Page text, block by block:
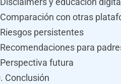
Comparación con otras
Riesgos persistentes
Recomendaciones para
Perspectiva futura
Conclusión